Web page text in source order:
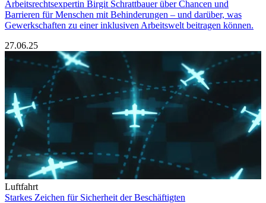
Arbeitsrechtsexpertin Birgit Schrattbauer über Chancen und
Barrieren für Menschen mit Behinderungen – und darüber, was
Gewerkschaften zu einer inklusiven Arbeitswelt beitragen können.
27.06.25
Luftfahrt
Starkes Zeichen für Sicherheit der Beschäftigten